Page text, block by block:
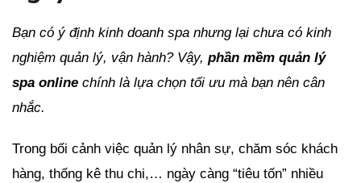
Bạn có ý định kinh doanh spa nhưng lại chưa có kinh
nghiệm quản lý, vận hành? Vậy, phần mềm quản lý
spa online chính là lựa chọn tối ưu mà bạn nên cân
nhắc.
Trong bối cảnh việc quản lý nhân sự, chăm sóc khách
hàng, thống kê thu chi,… ngày càng “tiêu tốn” nhiều